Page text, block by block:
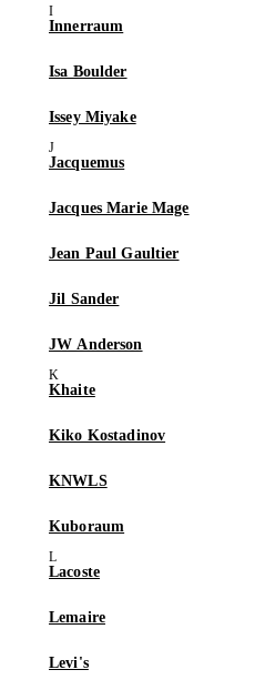
Innerraum
Isa Boulder
Issey Miyake
Jacquemus
Jacques Marie Mage
Jean Paul Gaultier
Jil Sander
JW Anderson
Khaite
Kiko Kostadinov
KNWLS
Kuboraum
Lacoste
Lemaire
Levi's